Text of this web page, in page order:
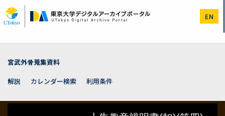
イ
ン
EN
宮武外骨蒐集資料
解説
カレンダー検索 利用条件